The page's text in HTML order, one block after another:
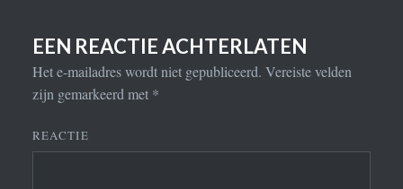
EEN REACTIE ACHTERLATEN
Het e-mailadres wordt niet gepubliceerd. Vereiste velden
zijn gemarkeerd met *
REACTIE